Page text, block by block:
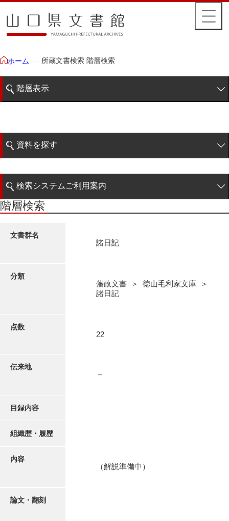
ホーム 所蔵文書検索 階層検索
階層表示
藩政文書
大令録
江府書簡録
資料を探す
階層検索
検索システムご利用案内
検索システムの利用について
更新履歴
階層検索
文書群名
諸日記
分類
藩政文書 ＞ 徳山毛利家文庫 ＞
諸日記
点数
22
伝来地
－
目録内容
組織歴・履歴
内容
（解説準備中）
論文・翻刻